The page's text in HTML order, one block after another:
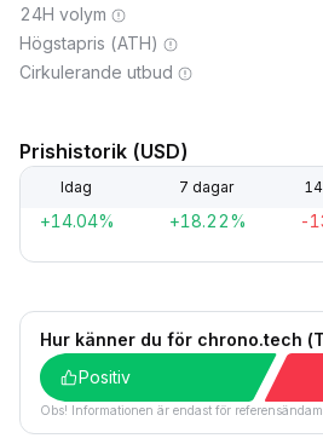
24H volym
Högstapris (ATH)
Cirkulerande utbud
Prishistorik (USD)
Idag 7 dagar
+14.04% +18.22% -
Hur känner du för chrono.tech
Positiv
Obs! Informationen är endast för